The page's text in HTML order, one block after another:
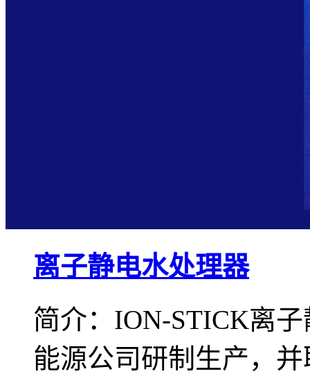
离子静电水处理器
简介：ION-STICK离
能源公司研制生产，